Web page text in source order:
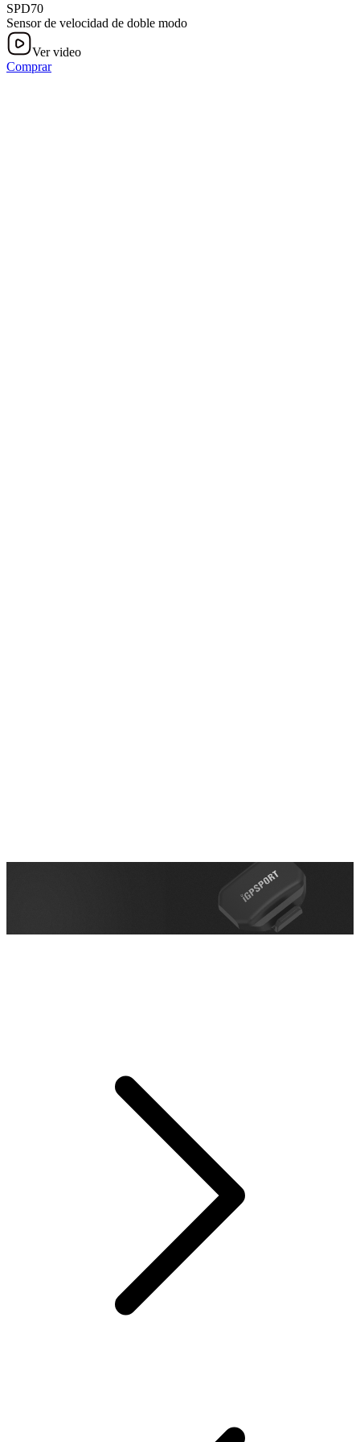
SPD70
Sensor de velocidad de doble modo
Ver video
Comprar
Protocolos de Transmisión Dual BLE 5.0 y ANT+
Protocolos de Transmisión Dual BLE 5.0 y ANT+